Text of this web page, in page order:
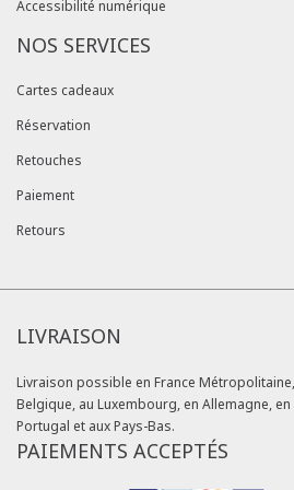
Accessibilité numérique
NOS SERVICES
Cartes cadeaux
Réservation
Retouches
Paiement
Retours
LIVRAISON
Livraison possible en France
Belgique, au Luxembourg, en Allemagne,
Portugal et aux Pays-Bas.
PAIEMENTS ACCEPTÉS